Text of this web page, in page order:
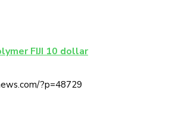
FIJI 10 dollar
?p=48729